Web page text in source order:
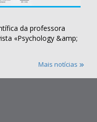
da professora
«Psychology &amp;
Mais notícias